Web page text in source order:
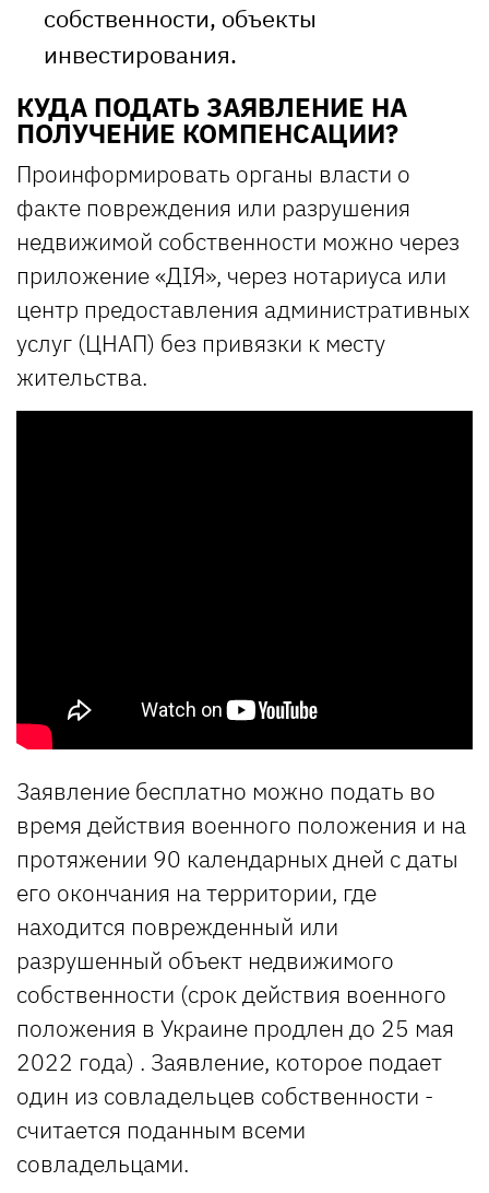
собственности, объекты
инвестирования.
КУДА ПОДАТЬ ЗАЯВЛЕНИЕ НА
ПОЛУЧЕНИЕ КОМПЕНСАЦИИ?
Проинформировать органы власти о
факте повреждения или разрушения
недвижимой собственности можно через
приложение «ДІЯ», через нотариуса или
центр предоставления административных
услуг (ЦНАП) без привязки к месту
жительства.
Заявление бесплатно можно подать во
время действия военного положения и на
протяжении 90 календарных дней с даты
его окончания на территории, где
находится поврежденный или
разрушенный объект недвижимого
собственности (срок действия военного
положения в Украине продлен до 25 мая
2022 года) . Заявление, которое подает
один из совладельцев собственности -
считается поданным всеми
совладельцами.